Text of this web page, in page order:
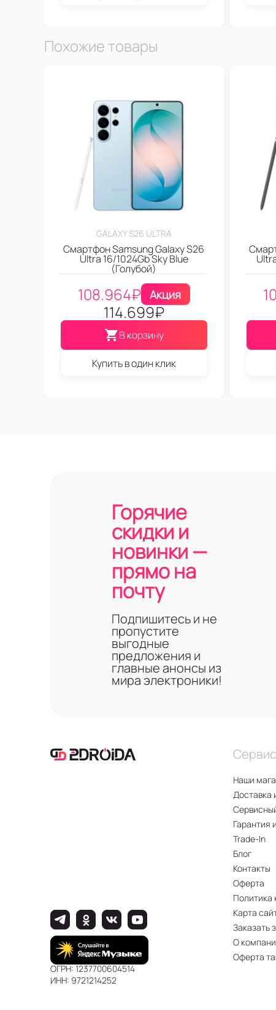
Похожие товары
GALAXY S26 ULTRA
Смартфон Samsung Galaxy S26
Ultra 16/1024Gb Sky Blue
(Голубой)
108.964₽ Акция
114.699₽
В корзину
Купить в один клик
Горячие
скидки и
новинки —
прямо на
почту
Подпишитесь и не
пропустите
выгодные
предложения и
главные анонсы из
мира электроники!
Сервис
Наши
Доставка
Гарантия
Trade-In
Блог
Контакты
Оферта
Политика
Карта
Заказать
О
Оферта
ОГРН: 1237700604514
ИНН: 9721214252